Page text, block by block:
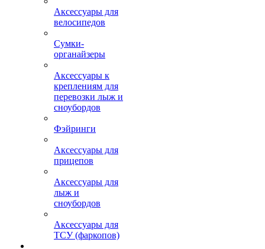
Аксессуары для
велосипедов
Сумки-
органайзеры
Аксессуары к
креплениям для
перевозки лыж и
сноубордов
Фэйринги
Аксессуары для
прицепов
Аксессуары для
лыж и
сноубордов
Аксессуары для
ТСУ (фаркопов)